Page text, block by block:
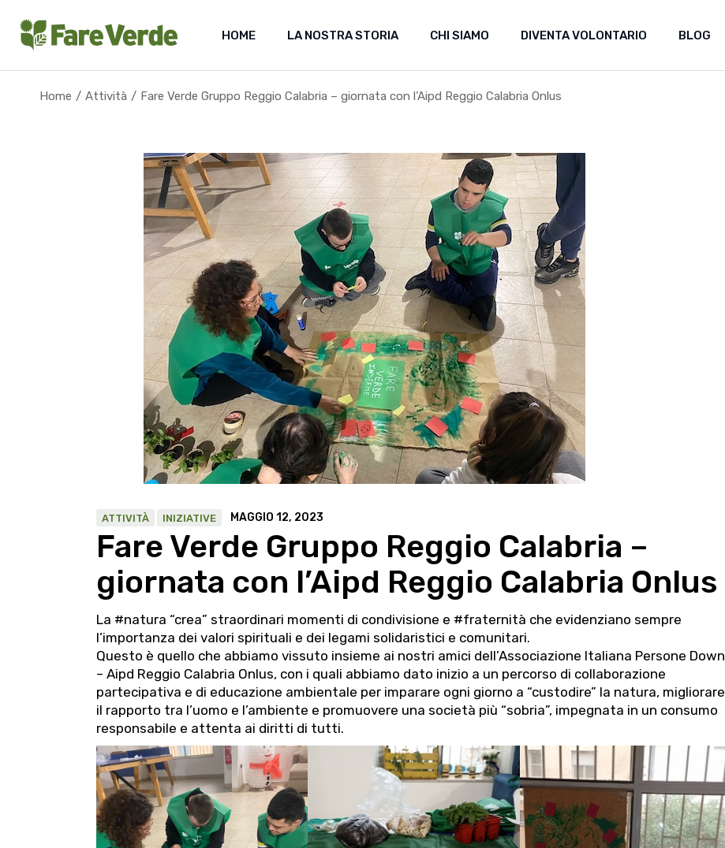
the
content
HOME LA NOSTRA STORIA CHI SIAMO DIVENTA VOLONTARIO BLOG
Home Attività Fare Verde Gruppo Reggio Calabria – giornata con l’Aipd Reggio Calabria Onlus
ATTIVITÀ INIZIATIVE MAGGIO 12, 2023
Fare Verde Gruppo Reggio Calabria –
giornata con l’Aipd Reggio Calabria Onlus
La #natura “crea” straordinari momenti di condivisione e #fraternità che evidenziano sempre
l’importanza dei valori spirituali e dei legami solidaristici e comunitari.
Questo è quello che abbiamo vissuto insieme ai nostri amici dell’Associazione Italiana Persone Down
– Aipd Reggio Calabria Onlus, con i quali abbiamo dato inizio a un percorso di collaborazione
partecipativa e di educazione ambientale per imparare ogni giorno a “custodire” la natura, migliorare
il rapporto tra l’uomo e l’ambiente e promuovere una società più “sobria”, impegnata in un consumo
responsabile e attenta ai diritti di tutti.